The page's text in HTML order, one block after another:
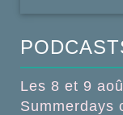
Les 8 et 9
Summerdays